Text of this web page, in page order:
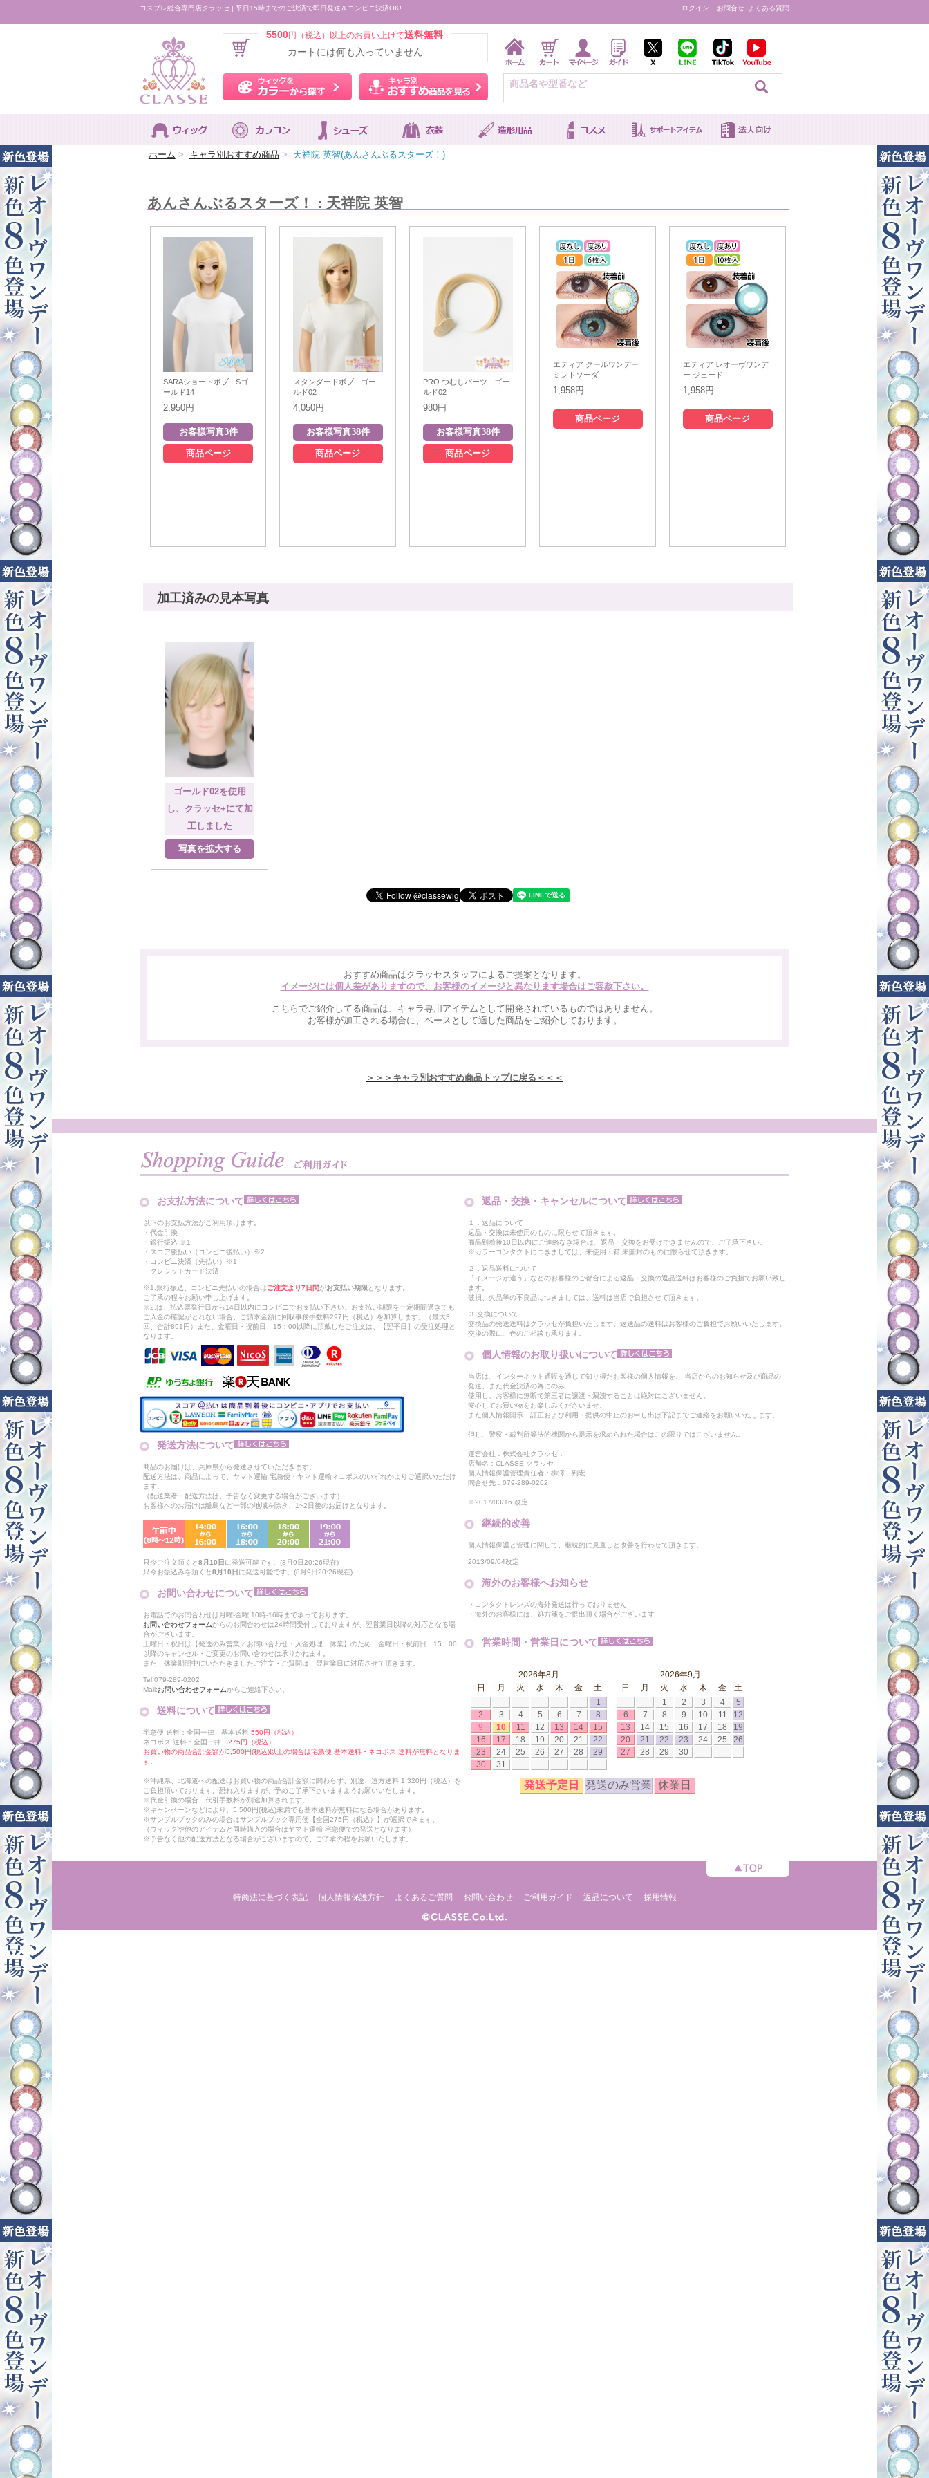
コスプレ総合専門店クラッセ | 平日15時までのご決済で即日発送＆コンビニ決済OK! ログイン お問合せ よくある質問
5500円（税込）以上のお買い上げで送料無料
カートには何も入っていません
ウィッグをカラーから探す キャラ別おすすめ商品を見る
ホーム > キャラ別おすすめ商品 > 天祥院 英智(あんさんぶるスターズ！)
あんさんぶるスターズ！ : 天祥院 英智
SARAショートボブ - Sゴ
ールド14
2,950円
商品ページ
スタンダードボブ - ゴー
ルド02
4,050円
商品ページ
PRO つむじパーツ - ゴー
ルド02
980円
商品ページ
エティア クールワンデー
ミントソーダ
1,958円
商品ページ
エティア レオーヴワンデ
ー ジェード
1,958円
商品ページ
加工済みの見本写真
ゴールド02を使用
し、クラッセ+にて加
工しました
写真を拡大する
おすすめ商品はクラッセスタッフによるご提案となります。
イメージには個人差がありますので、お客様のイメージと異なります場合はご容赦下さい。
こちらでご紹介してる商品は、キャラ専用アイテムとして開発されているものではありません。
お客様が加工される場合に、ベースとして適した商品をご紹介しております。
＞＞＞キャラ別おすすめ商品トップに戻る＜＜＜
お支払方法について
以下のお支払方法がご利用頂けます。
・代金引換
・銀行振込 ※1
・スコア後払い（コンビニ後払い）※2
・コンビニ決済（先払い）※1
・クレジットカード決済
※1.銀行振込、コンビニ先払いの場合はご注文より7日間がお支払い期限 となります。
ご了承の程をお願い申し上げます。
※2.は、払込票発行日から14日以内にコンビニでお支払い下さい。お支払い期限を一定期間過ぎても
ご入金の確認がとれない場合、ご請求金額に回収事務手数料297円（税込）を加算します。（最大3
回、合計891円）また、金曜日・祝前日 15：00以降に頂戴したご注文は、【翌平日】の受注処理と
なります。
発送方法について
商品のお届けは、兵庫県から発送させていただきます。
配送方法は、商品によって、ヤマト運輸 宅急便・ヤマト運輸ネコポスのいずれかよりご選択いただけ
ます。
（配送業者・配送方法は、予告なく変更する場合がございます）
お客様へのお届けは離島など一部の地域を除き、1~2日後のお届けとなります。
只今ご注文頂くと8月10日 に発送可能です。(8月9日20:26現在)
只今お振込みを頂くと8月10日 に発送可能です。(8月9日20:26現在)
お問い合わせについて
お電話でのお問合わせは月曜-金曜:10時-16時まで承っております。
お問い合わせフォームからのお問合わせは24時間受付しておりますが、翌営業日以降の対応となる場
合がございます。
土曜日・祝日は【発送のみ営業／お問い合わせ・入金処理 休業】のため、金曜日・祝前日 15：00
以降のキャンセル・ご変更のお問い合わせは承りかねます。
また、休業期間中にいただきましたご注文・ご質問は、翌営業日に対応させて頂きます。
Tel:079-289-0202
Mail:お問い合わせフォームからご連絡下さい。
送料について
宅急便 送料：全国一律 基本送料 550円（税込）
ネコポス 送料：全国一律 275円（税込）
お買い物の商品合計金額が5,500円(税込)以上の場合は宅急便 基本送料・ネコポス 送料が無料となりま
す。
※沖縄県、北海道への配送はお買い物の商品合計金額に関わらず、別途、遠方送料 1,320円（税込）を
ご負担頂いております。恐れ入りますが、予めご了承下さいますようお願いいたします。
※代金引換の場合、代引手数料が別途加算されます。
※キャンペーンなどにより、5,500円(税込)未満でも基本送料が無料になる場合があります。
※サンプルブックのみの場合はサンプルブック専用便【全国275円（税込）】が選択できます。
（ウィッグや他のアイテムと同時購入の場合はヤマト運輸 宅急便での発送となります）
※予告なく他の配送方法となる場合がございますので、ご了承の程をお願いたします。
返品・交換・キャンセルについて
１．返品について
返品・交換は未使用のものに限らせて頂きます。
商品到着後10日以内にご連絡なき場合は、返品・交換をお受けできませんので、ご了承下さい。
※カラーコンタクトにつきましては、未使用・箱 未開封のものに限らせて頂きます。
２．返品送料について
「イメージが違う」などのお客様のご都合による返品・交換の返品送料はお客様のご負担でお願い致し
ます。
破損、欠品等の不良品につきましては、送料は当店で負担させて頂きます。
３.交換について
交換品の発送送料はクラッセが負担いたします。返送品の送料はお客様のご負担でお願いいたします。
交換の際に、色のご相談も承ります。
個人情報のお取り扱いについて
当店は、インターネット通販を通じて知り得たお客様の個人情報を、 当店からのお知らせ及び商品の
発送、また代金決済の為にのみ
使用し、お客様に無断で第三者に譲渡・漏洩することは絶対にございません。
安心してお買い物をお楽しみくださいませ。
また個人情報開示・訂正および利用・提供の中止のお申し出は下記までご連絡をお願いいたします。
但し、警察・裁判所等法的機関から提示を求められた場合はこの限りではございません。
運営会社：株式会社クラッセ：
店舗名：CLASSE-クラッセ-
個人情報保護管理責任者：柳澤 到宏
問合せ先：079-289-0202
※2017/03/16 改定
継続的改善
個人情報保護と管理に関して、継続的に見直しと改善を行わせて頂きます。
2013/09/04改定
海外のお客様へお知らせ
・コンタクトレンズの海外発送は行っておりません
・海外のお客様には、処方箋をご提出頂く場合がございます
営業時間・営業日について
2026年8月
日
月 火 水 木 金
土
1
2
3 4 5 6 7
8
9
10 11 12 13 14
15
16
17 18 19 20 21
22
23
24 25 26 27 28
29
30
31
2026年9月
日
月 火 水 木 金
土
1
2 3 4
5
6
7 8 9 10 11
12
13
14 15 16 17 18
19
20
21 22 23 24 25
26
27
28 29 30
発送予定日 発送のみ営業 休業日
特商法に基づく表記 個人情報保護方針 よくあるご質問 お問い合わせ ご利用ガイド 返品について 採用情報